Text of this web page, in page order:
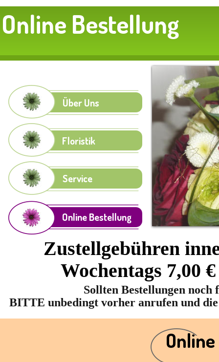
Über Uns
Floristik
Service
Online Bestellung
Online Bestellung
Zustellgebühren
Wochentags 7,00
Sollten Bestellungen noch
BITTE unbedingt vorher anrufen und